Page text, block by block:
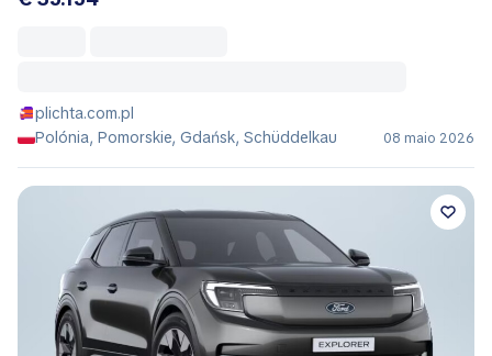
plichta.com.pl
Polónia, Pomorskie, Gdańsk, Schüddelkau
08 maio 2026